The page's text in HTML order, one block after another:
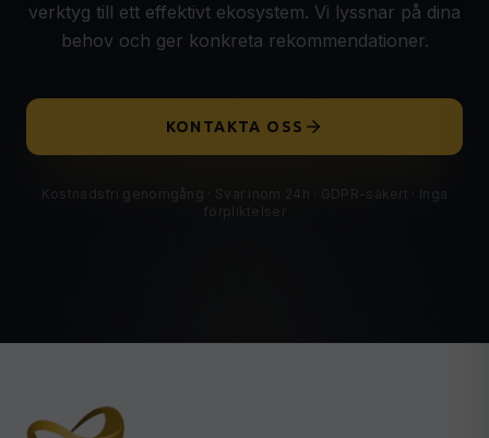
verktyg till ett effektivt ekosystem. Vi lyssnar på dina
behov och ger konkreta rekommendationer.
KONTAKTA OSS
Kostnadsfri genomgång · Svar inom 24h · GDPR-säkert · Inga
förpliktelser